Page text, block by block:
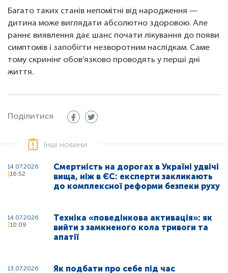
Багато таких станів непомітні від народження —
дитина може виглядати абсолютно здоровою. Але
раннє виявлення дає шанс почати лікування до появи
симптомів і запобігти незворотним наслідкам. Саме
тому скринінг обов’язково проводять у перші дні
життя.
Поділитися
Інші новини
14.07.2026
16:52
Смертність на дорогах в Україні удвічі
вища, ніж в ЄС: експерти закликають
до комплексної реформи безпеки руху
14.07.2026
10:09
Техніка «поведінкова активація»: як
вийти з замкненого кола тривоги та
апатії
13.07.2026
Як подбати про себе під час